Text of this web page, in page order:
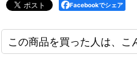
Facebookでシェア
この商品を買った人は、こ